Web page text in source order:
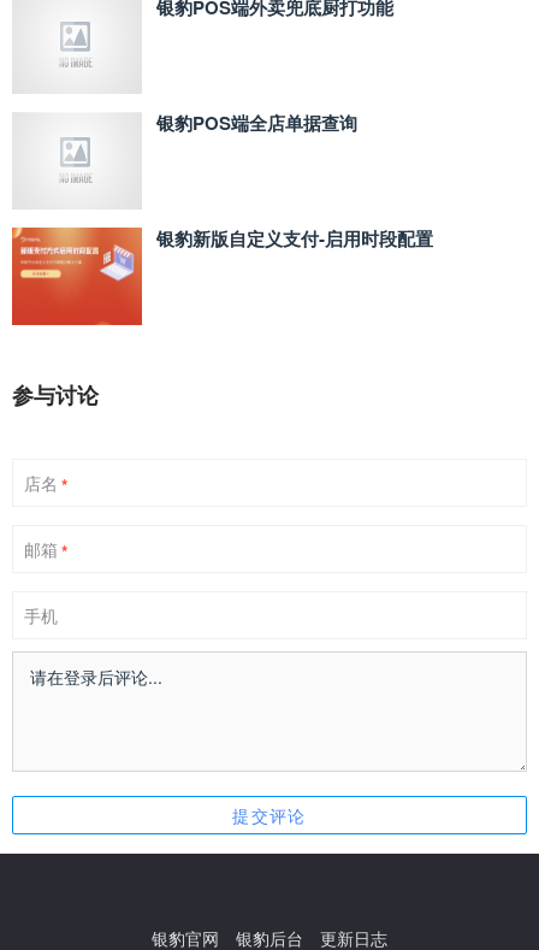
银豹POS端外卖兜底厨打功能
银豹POS端全店单据查询
银豹新版自定义支付‑启用时段配置
参与讨论
店名 *
邮箱 *
手机
银豹官网 银豹后台 更新日志